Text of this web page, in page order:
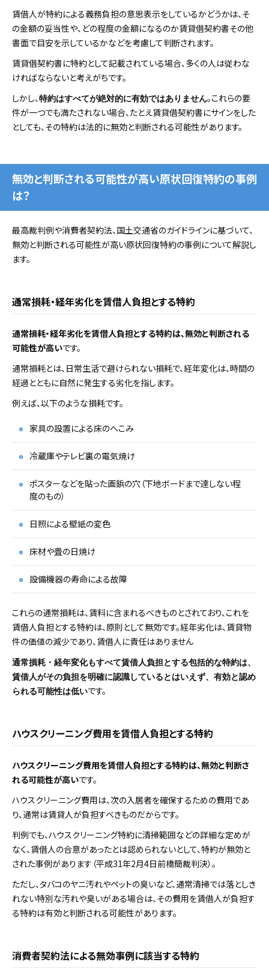
賃借人が特約による義務負担の意思表示をしているかどうかは、そ
の金額の妥当性や、どの程度の金額になるのか賃貸借契約書その他
書面で目安を示しているかなどを考慮して判断されます。
賃貸借契約書に特約として記載されている場合、多くの人は従わな
ければならないと考えがちです。
しかし、 特約はすべてが絶対的に有効ではありません。これらの要
件が一つでも満たされない場合、たとえ賃貸借契約書にサインをした
としても、その特約は法的に無効と判断される可能性があります。
無効と判断される可能性が高い原状回復特約の事例
は？
最高裁判例や消費者契約法、国土交通省のガイドラインに基づいて、
無効と判断される可能性が高い原状回復特約の事例について解説し
ます。
通常損耗・経年劣化を賃借人負担とする特約
通常損耗・経年劣化を賃借人負担とする特約は、無効と判断される
可能性が高いです。
通常損耗とは、日常生活で避けられない損耗で、経年変化は、時間の
経過とともに自然に発生する劣化を指します。
例えば、以下のような損耗です。
家具の設置による床のへこみ
冷蔵庫やテレビ裏の電気焼け
ポスターなどを貼った画鋲の穴（下地ボードまで達しない程
度のもの）
日照による壁紙の変色
床材や畳の日焼け
設備機器の寿命による故障
これらの通常損耗は、賃料に含まれるべきものとされており、これを
賃借人負担とする特約は、原則として無効です。経年劣化は、賃貸物
件の価値の減少であり、賃借人に責任はありません
通常損耗・経年変化もすべて賃借人負担とする包括的な特約は、
賃借人がその負担を明確に認識しているとはいえず、有効と認め
られる可能性は低いです。
ハウスクリーニング費用を賃借人負担とする特約
ハウスクリーニング費用を賃借人負担とする特約は、無効と判断さ
れる可能性が高いです。
ハウスクリーニング費用は、次の入居者を確保するための費用であ
り、通常は賃貸人が負担すべきものだからです。
判例でも、ハウスクリーニング特約に清掃範囲などの詳細な定めが
なく、賃借人の合意があったとは認められないとして、特約が無効と
された事例があります（平成31年2月4日前橋簡裁判決）。
ただし、タバコのヤニ汚れやペットの臭いなど、通常清掃では落としき
れない特別な汚れや臭いがある場合は、その費用を賃借人が負担す
る特約は有効と判断される可能性があります。
消費者契約法による無効事例に該当する特約